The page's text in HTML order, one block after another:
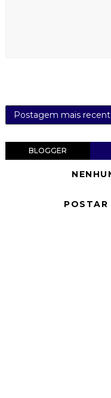
Postagem mais
BLOGGER
POSTAR